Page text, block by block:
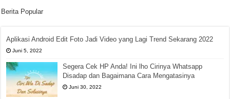
Berita Popular
Aplikasi Android Edit Foto Jadi Video yang Lagi Trend Sekarang 2022
Juni 5, 2022
Segera Cek HP Anda! Ini lho Cirinya Whatsapp
Disadap dan Bagaimana Cara Mengatasinya
Juni 30, 2022